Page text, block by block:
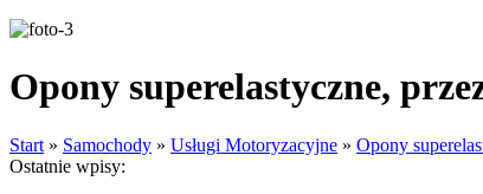
Opony superelastyczne,
Start » Samochody » Usługi Motoryzacyjne » Opony
Ostatnie wpisy: